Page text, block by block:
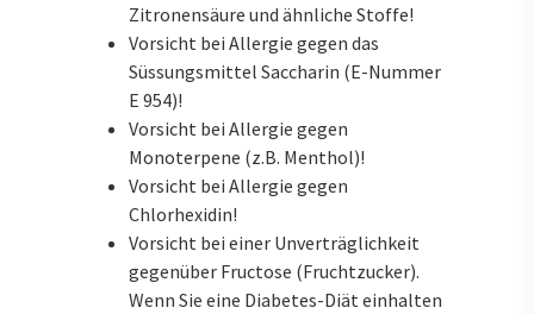
Zitronensäure und ähnliche Stoffe!
Vorsicht bei Allergie gegen das
Süssungsmittel Saccharin (E-Nummer
E 954)!
Vorsicht bei Allergie gegen
Monoterpene (z.B. Menthol)!
Vorsicht bei Allergie gegen
Chlorhexidin!
Vorsicht bei einer Unverträglichkeit
gegenüber Fructose (Fruchtzucker).
Wenn Sie eine Diabetes-Diät einhalten